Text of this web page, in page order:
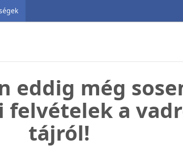
eddig még
felvételek a
tájról!